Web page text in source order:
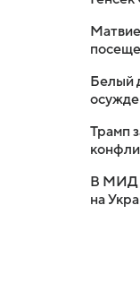
Белый
Трамп
В МИД
на